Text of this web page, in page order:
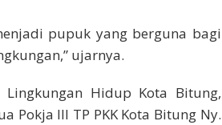
pupuk yang berguna bagi
ujarnya.
Hidup Kota Bitung,
Pokja III TP PKK Kota Bitung Ny.